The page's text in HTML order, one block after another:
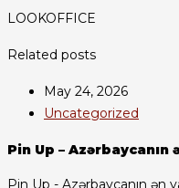
LOOKOFFICE
Related posts
May 24, 2026
Uncategorized
Pin Up – Azərbaycanın